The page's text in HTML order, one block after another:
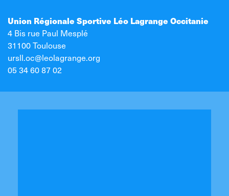
Union Régionale Sportive Léo Lagrange Occitanie
4 Bis rue Paul Mesplé
31100 Toulouse
ursll.oc@leolagrange.org
05 34 60 87 02